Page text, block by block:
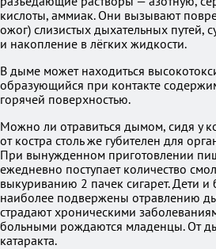
кислоты, аммиак. Они вызывают
ожог) слизистых дыхательных путей,
и накопление в лёгких жидкости.
В дыме может находиться
образующийся при контакте
горячей поверхностью.
Можно ли отравиться дымом, сидя у
от костра столь же губителен для
При вынужденном приготовлении
ежедневно поступает количество
выкуриванию 2 пачек сигарет. Дети
наиболее подвержены отравлению
страдают хроническими
больными рождаются младенцы. От
катаракта.